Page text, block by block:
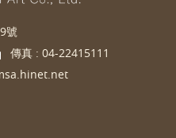
號
傳真 : 04-22415111